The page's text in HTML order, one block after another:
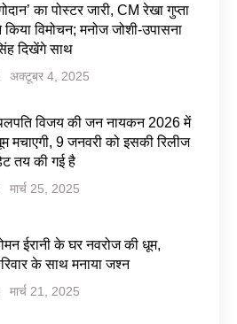
का पोस्टर जारी, CM रेखा गुप्ता
किया विमोचन; मनोज जोशी-उपासना
दिखेंगे साथ
अक्टूबर 4, 2025
विजय की जन नायकन 2026 में
मचाएगी, 9 जनवरी को इसकी रिलीज
तय की गई है
मार्च 25, 2025
ईरानी के घर नवरोज की धूम,
के साथ मनाया जश्न
मार्च 21, 2025